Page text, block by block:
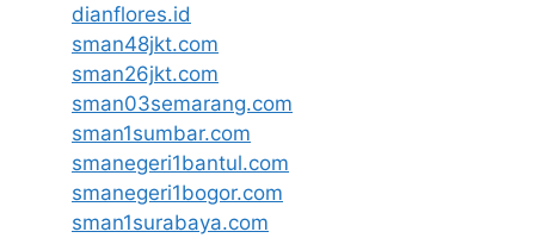
dianflores.id
sman48jkt.com
sman26jkt.com
sman03semarang.com
sman1sumbar.com
smanegeri1bantul.com
smanegeri1bogor.com
sman1surabaya.com